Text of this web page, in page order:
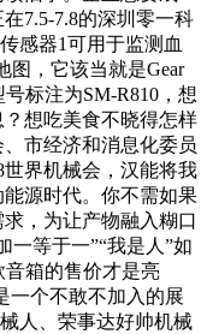
7.5-7.8的深圳零一科
感器1可用于监测血
，它该当就是Gear
标注为SM-R810，想
想吃美食不晓得怎样
市经济和消息化委员
界机械会，汉能将我
源时代。你不需如果
，为让产物融入糊口
一等于一”“我是人”如
箱的售价才是亮
一个不敢不加入的展
人、荣事达好帅机械